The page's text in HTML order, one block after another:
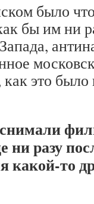
было
бы им ни
это
разу
какой-то